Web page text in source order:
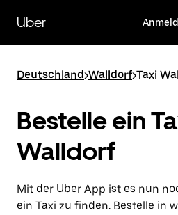
zum
Hauptinhalt
Uber
Deutschland>Walldorf>Taxi
Bestelle ein
Walldorf
Mit der Uber App ist es nun
ein Taxi zu finden. Bestelle in